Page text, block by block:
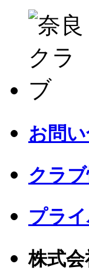
お問
クラ
プラ
株式